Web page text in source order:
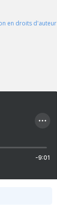
en droits d'auteur
-9:01